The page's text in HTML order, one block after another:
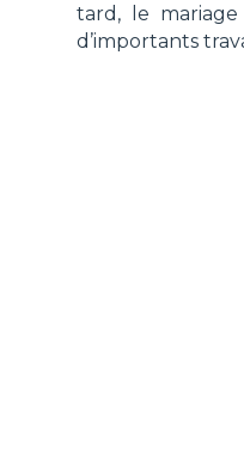
tard, le mariage
d’importants